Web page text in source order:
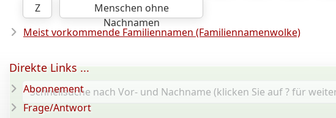
Z
Menschen ohne
Nachnamen
Meist vorkommende Familiennamen (Familiennamenwolke)
Direkte Links ...
Abonnement
Frage/Antwort